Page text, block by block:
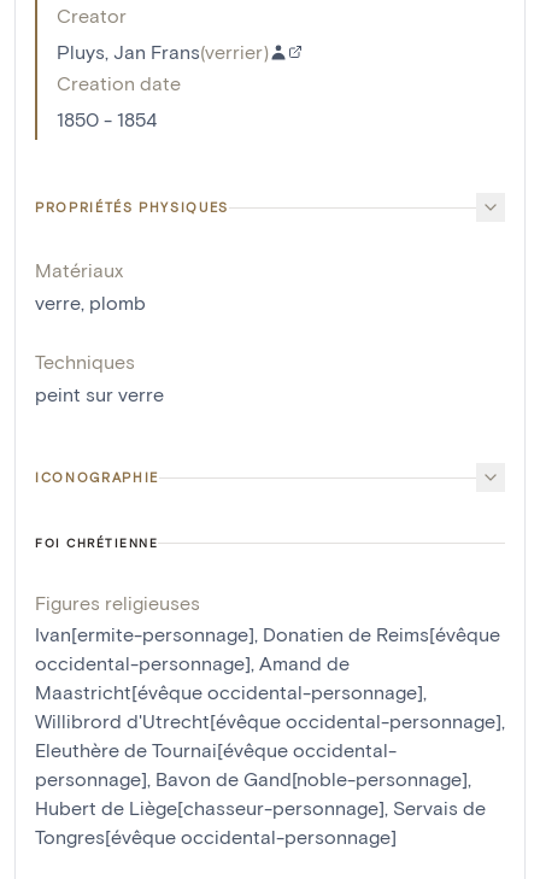
Creator
Pluys, Jan Frans(verrier)
Creation date
1850 - 1854
PROPRIÉTÉS PHYSIQUES
Matériaux
verre, plomb
Techniques
peint sur verre
ICONOGRAPHIE
FOI CHRÉTIENNE
Figures religieuses
Ivan[ermite-personnage], Donatien de Reims[évêque
occidental-personnage], Amand de
Maastricht[évêque occidental-personnage],
Willibrord d'Utrecht[évêque occidental-personnage],
Eleuthère de Tournai[évêque occidental-
personnage], Bavon de Gand[noble-personnage],
Hubert de Liège[chasseur-personnage], Servais de
Tongres[évêque occidental-personnage]